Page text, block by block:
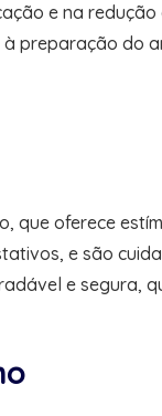
e na
preparação
que oferece
e são
e segura,